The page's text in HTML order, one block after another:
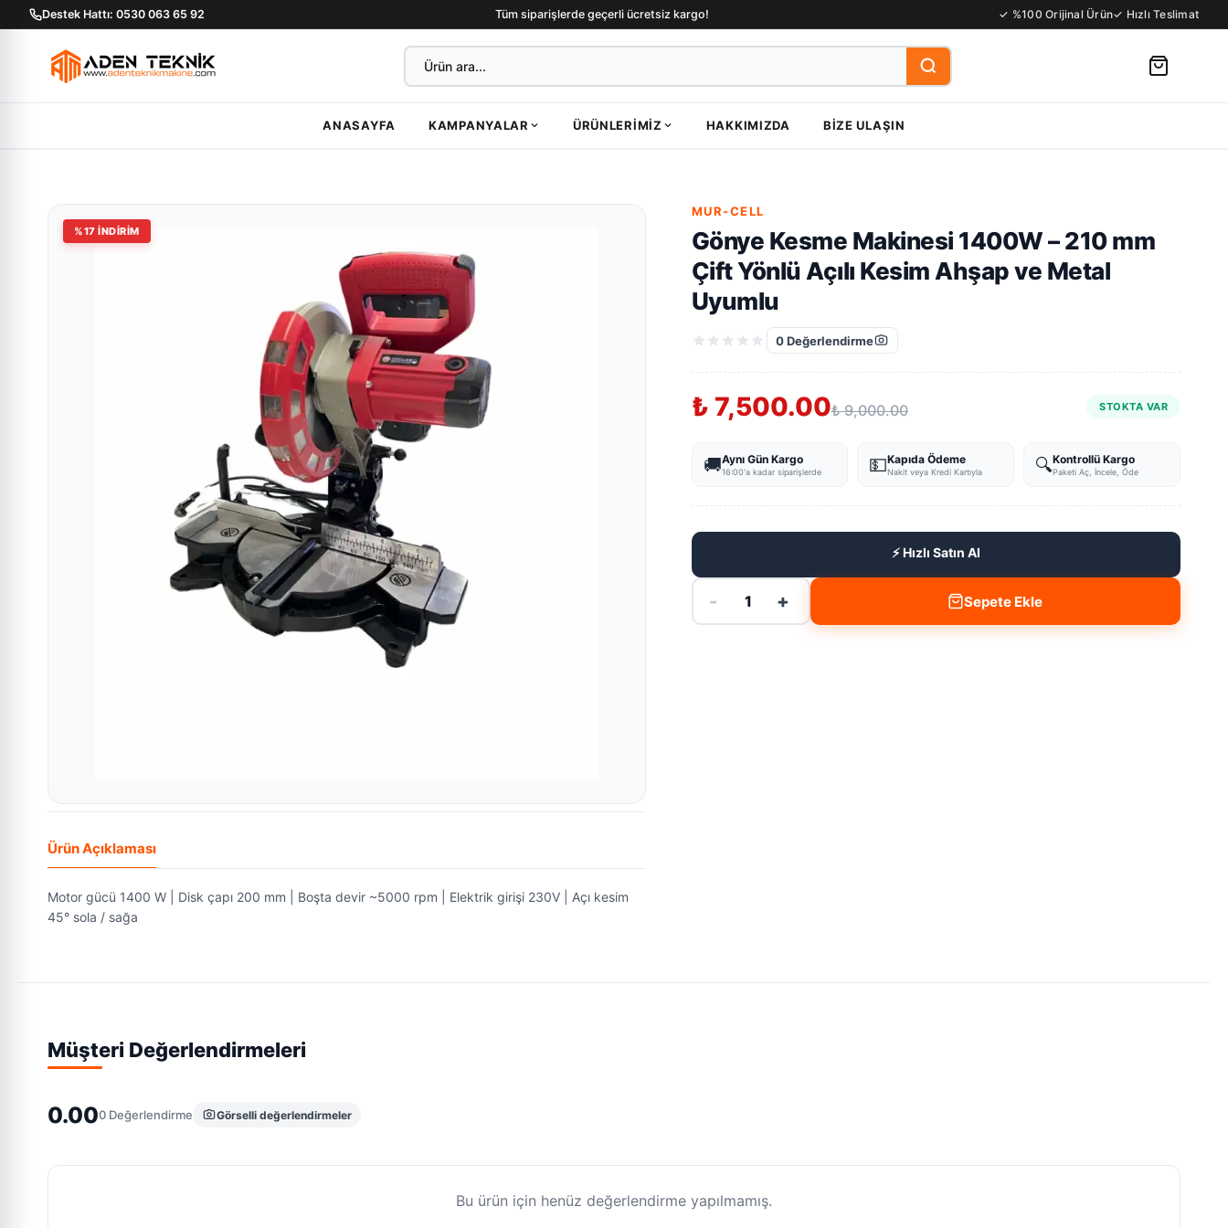
Destek Hattı: 0530 063 65 92 Tüm siparişlerde geçerli ücretsiz kargo! ✓ %100 Orijinal Ürün✓ Hızlı Teslimat
ANASAYFA KAMPANYALAR ÜRÜNLERIMIZ HAKKIMIZDA BIZE ULAŞIN
%17 İNDİRİM
Ürün Açıklaması
Motor gücü 1400 W | Disk çapı 200 mm | Boşta devir ~5000 rpm | Elektrik girişi 230V | Açı kesim
45° sola / sağa
MUR-CELL
Gönye Kesme Makinesi 1400W – 210 mm
Çift Yönlü Açılı Kesim Ahşap ve Metal
Uyumlu
0Değerlendirme
₺ 7,500.00₺ 9,000.00 STOKTA VAR
🚚Aynı Gün Kargo
16:00'a kadar siparişlerde 💵Kapıda Ödeme
Nakit veya Kredi Kartıyla 🔍Kontrollü Kargo
Paketi Aç, İncele, Öde
⚡ Hızlı Satın Al
- 1 + Sepete Ekle
Müşteri Değerlendirmeleri
0.000 Değerlendirme Görselli değerlendirmeler
Bu ürün için henüz değerlendirme yapılmamış.